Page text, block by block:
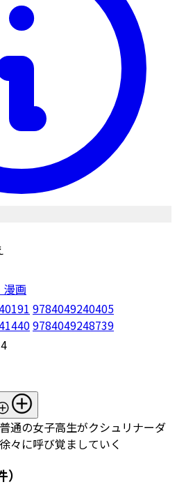
漫画
9784049240405
9784049248739
通の女子高生がクシュリナーダ
々に呼び覚ましていく